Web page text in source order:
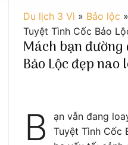
Du lịch 3 Vì » Bảo lộc »
Tuyệt Tình Cốc Bảo
Mách bạn đường
Bảo Lộc đẹp nao
B
ạn vẫn đang
Tuyệt Tình Cốc